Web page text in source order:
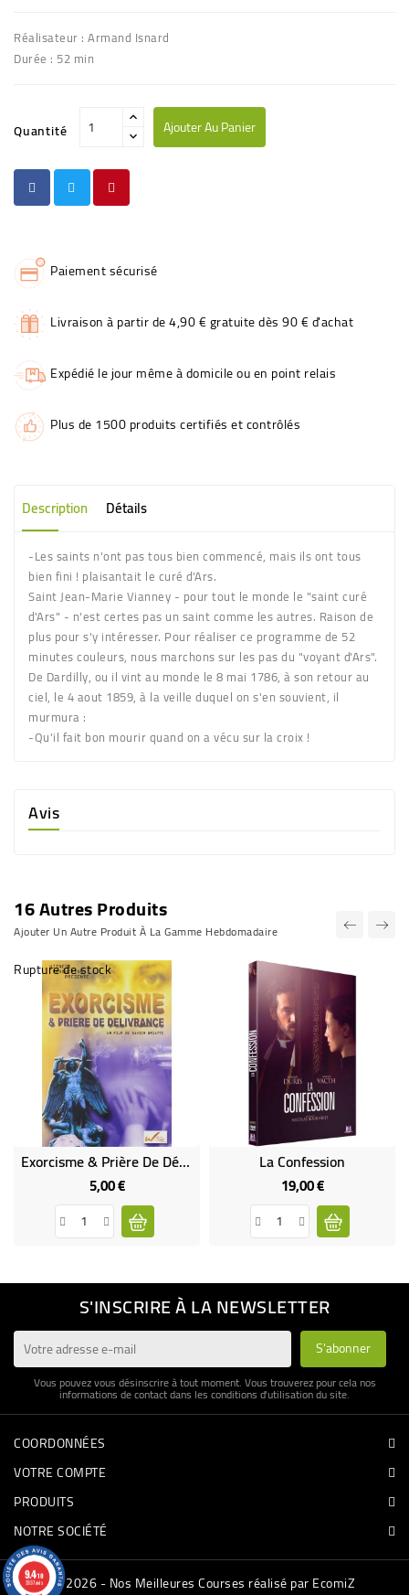
Réalisateur : Armand Isnard
Durée : 52 min
Quantité Ajouter Au Panier
Paiement sécurisé
Livraison à partir de 4,90 € gratuite dès 90 € d'achat
Expédié le jour même à domicile ou en point relais
Plus de 1500 produits certifiés et contrôlés
Description Détails
-Les saints n'ont pas tous bien commencé, mais ils ont tous
bien fini ! plaisantait le curé d'Ars.
Saint Jean-Marie Vianney - pour tout le monde le "saint curé
d'Ars" - n'est certes pas un saint comme les autres. Raison de
plus pour s'y intéresser. Pour réaliser ce programme de 52
minutes couleurs, nous marchons sur les pas du "voyant d'Ars".
De Dardilly, ou il vint au monde le 8 mai 1786, à son retour au
ciel, le 4 aout 1859, à la veille duquel on s'en souvient, il
murmura :
-Qu'il fait bon mourir quand on a vécu sur la croix !
Avis
16 Autres Produits
Ajouter Un Autre Produit À La Gamme Hebdomadaire
Rupture de stock
Exorcisme & Prière De Délivrance
5,00 €Prix
La Confession
19,00 €Prix
S'INSCRIRE À LA NEWSLETTER
Vous pouvez vous désinscrire à tout moment. Vous trouverez pour cela nos
informations de contact dans les conditions d'utilisation du site.
COORDONNÉES
VOTRE COMPTE
PRODUITS
NOTRE SOCIÉTÉ
© 2026 - Nos Meilleures Courses réalisé par EcomiZ
9.4/10
3337 avis